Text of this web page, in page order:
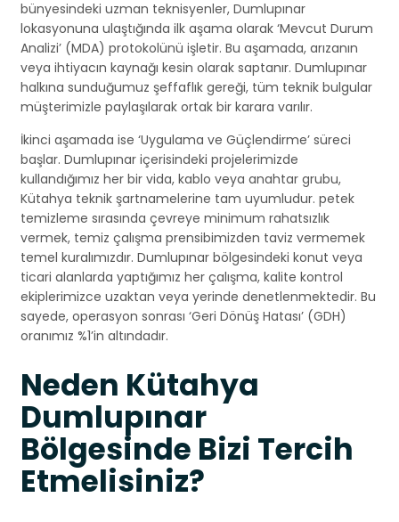
bünyesindeki uzman teknisyenler, Dumlupınar
lokasyonuna ulaştığında ilk aşama olarak ‘Mevcut Durum
Analizi’ (MDA) protokolünü işletir. Bu aşamada, arızanın
veya ihtiyacın kaynağı kesin olarak saptanır. Dumlupınar
halkına sunduğumuz şeffaflık gereği, tüm teknik bulgular
müşterimizle paylaşılarak ortak bir karara varılır.
İkinci aşamada ise ‘Uygulama ve Güçlendirme’ süreci
başlar. Dumlupınar içerisindeki projelerimizde
kullandığımız her bir vida, kablo veya anahtar grubu,
Kütahya teknik şartnamelerine tam uyumludur. petek
temizleme sırasında çevreye minimum rahatsızlık
vermek, temiz çalışma prensibimizden taviz vermemek
temel kuralımızdır. Dumlupınar bölgesindeki konut veya
ticari alanlarda yaptığımız her çalışma, kalite kontrol
ekiplerimizce uzaktan veya yerinde denetlenmektedir. Bu
sayede, operasyon sonrası ‘Geri Dönüş Hatası’ (GDH)
oranımız %1’in altındadır.
Neden Kütahya
Dumlupınar
Bölgesinde Bizi Tercih
Etmelisiniz?